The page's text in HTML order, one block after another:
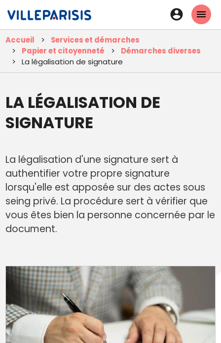
contenu
principal
En-
tête
-
Accueil
Services et démarches
Papier et citoyenneté
Démarches diverses
La légalisation de signature
LA LÉGALISATION DE
SIGNATURE
La légalisation d'une signature sert à
authentifier votre propre signature
lorsqu'elle est apposée sur des actes sous
seing privé. La procédure sert à vérifier que
vous êtes bien la personne concernée par le
document.